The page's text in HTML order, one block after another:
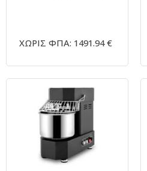
ΧΩΡΙΣ ΦΠΑ: 1491.94 €